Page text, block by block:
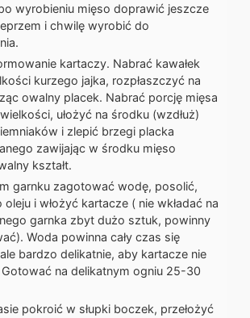
wyrobieniu mięso doprawić jeszcze
i chwilę wyrobić do
kartaczy. Nabrać kawałek
kurzego jajka, rozpłaszczyć na
owalny placek. Nabrać porcję mięsa
ułożyć na środku (wzdłuż)
i zlepić brzegi placka
zawijając w środku mięso
kształt.
garnku zagotować wodę, posolić,
oleju i włożyć kartacze ( nie wkładać na
garnka zbyt dużo sztuk, powinny
Woda powinna cały czas się
bardzo delikatnie, aby kartacze nie
Gotować na delikatnym ogniu 25-30
pokroić w słupki boczek, przełożyć